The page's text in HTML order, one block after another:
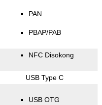
PAN
PBAP/PAB
NFC Disokong
USB Type C
USB OTG